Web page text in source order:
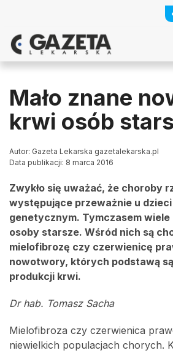
Mało znane
krwi osób
Autor: Gazeta Lekarska gazetalekarska.pl
Data publikacji: 8 marca 2016
Zwykło się uważać, że choroby
występujące przeważnie u dzieci
genetycznym. Tymczasem
osoby starsze. Wśród nich są
mielofibrozę czy czerwienicę
nowotwory, których podstawą
produkcji krwi.
Dr hab. Tomasz Sacha
Mielofibroza czy czerwienica
niewielkich populacjach chorych.